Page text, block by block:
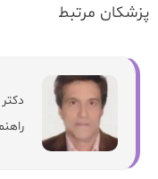
پزشکان مرتبط